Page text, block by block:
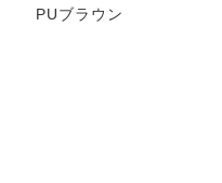
PUブラウン